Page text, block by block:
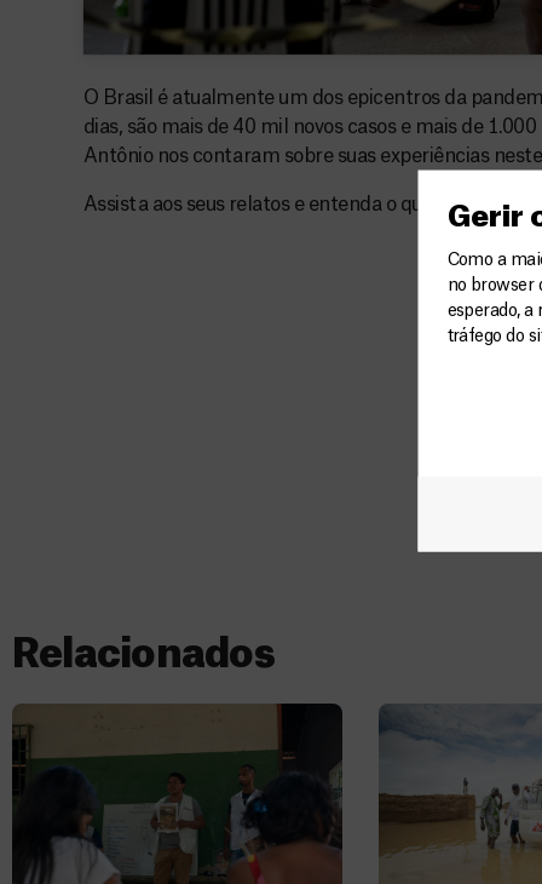
Gerir
Como a
no browser
esperado,
tráfego do
O Brasil é atualmente um dos epicentros da
dias, são mais de 40 mil novos casos e mais de
Antônio nos contaram sobre suas experiências
Assista aos seus relatos e entenda o que estão
Relacionados